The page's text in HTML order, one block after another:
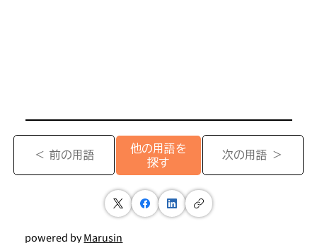
＜ 前の用語
他の用語を
探す
次の用語 ＞
powered byMarusin